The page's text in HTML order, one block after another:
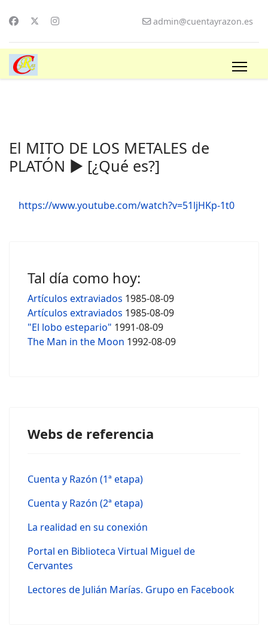
admin@cuentayrazon.es
El MITO DE LOS METALES de
PLATÓN ► [¿Qué es?]
https://www.youtube.com/watch?v=51ljHKp-1t0
Tal día como hoy:
Artículos extraviados 1985-08-09
Artículos extraviados 1985-08-09
"El lobo estepario" 1991-08-09
The Man in the Moon 1992-08-09
Webs de referencia
Cuenta y Razón (1ª etapa)
Cuenta y Razón (2ª etapa)
La realidad en su conexión
Portal en Biblioteca Virtual Miguel de
Cervantes
Lectores de Julián Marías. Grupo en Facebook